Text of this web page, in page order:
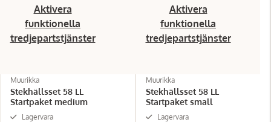
Aktivera
funktionella
tredjepartstjänster
Muurikka
Stekhällsset 58 LL
Startpaket medium
Lagervara
Aktivera
funktionella
tredjepartstjänster
Muurikka
Stekhällsset 58 LL
Startpaket small
Lagervara